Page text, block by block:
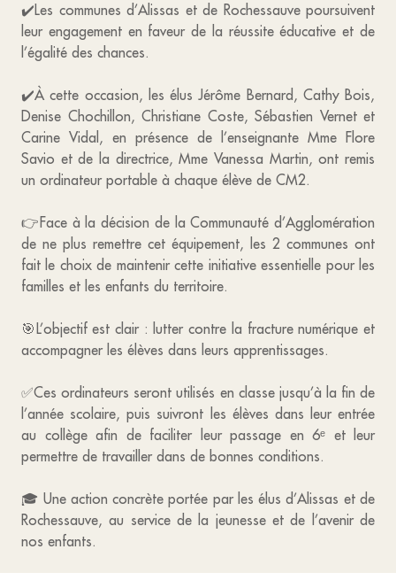
✔️Les communes d’Alissas et de Rochessauve poursuivent
leur engagement en faveur de la réussite éducative et de
l’égalité des chances.
✔️À cette occasion, les élus Jérôme Bernard, Cathy Bois,
Denise Chochillon, Christiane Coste, Sébastien Vernet et
Carine Vidal, en présence de l’enseignante Mme Flore
Savio et de la directrice, Mme Vanessa Martin, ont remis
un ordinateur portable à chaque élève de CM2.
👉Face à la décision de la Communauté d’Agglomération
de ne plus remettre cet équipement, les 2 communes ont
fait le choix de maintenir cette initiative essentielle pour les
familles et les enfants du territoire.
🎯L’objectif est clair : lutter contre la fracture numérique et
accompagner les élèves dans leurs apprentissages.
✅Ces ordinateurs seront utilisés en classe jusqu’à la fin de
l’année scolaire, puis suivront les élèves dans leur entrée
au collège afin de faciliter leur passage en 6ᵉ et leur
permettre de travailler dans de bonnes conditions.
🎓 Une action concrète portée par les élus d’Alissas et de
Rochessauve, au service de la jeunesse et de l’avenir de
nos enfants.